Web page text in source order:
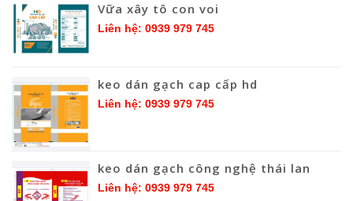
Vữa xây tô con voi
Liên hệ: 0939 979 745
keo dán gạch cap cấp hd
Liên hệ: 0939 979 745
keo dán gạch công nghệ thái lan
Liên hệ: 0939 979 745